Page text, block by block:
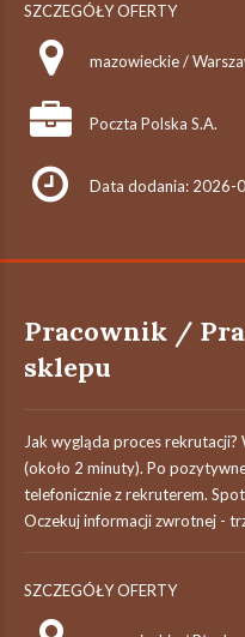
SZCZEGÓŁY OFERTY
mazowieckie /
Poczta Polska S.A.
Data dodania: 2026-
Pracownik /
sklepu
Jak wygląda proces
(około 2 minuty). Po
telefonicznie z rekruterem.
Oczekuj informacji zwrotnej -
SZCZEGÓŁY OFERTY